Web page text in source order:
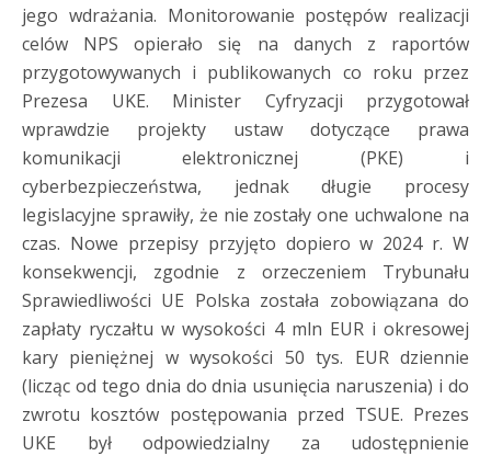
jego wdrażania. Monitorowanie postępów realizacji
celów NPS opierało się na danych z raportów
przygotowywanych i publikowanych co roku przez
Prezesa UKE. Minister Cyfryzacji przygotował
wprawdzie projekty ustaw dotyczące prawa
komunikacji elektronicznej (PKE) i
cyberbezpieczeństwa, jednak długie procesy
legislacyjne sprawiły, że nie zostały one uchwalone na
czas. Nowe przepisy przyjęto dopiero w 2024 r. W
konsekwencji, zgodnie z orzeczeniem Trybunału
Sprawiedliwości UE Polska została zobowiązana do
zapłaty ryczałtu w wysokości 4 mln EUR i okresowej
kary pieniężnej w wysokości 50 tys. EUR dziennie
(licząc od tego dnia do dnia usunięcia naruszenia) i do
zwrotu kosztów postępowania przed TSUE. Prezes
UKE był odpowiedzialny za udostępnienie